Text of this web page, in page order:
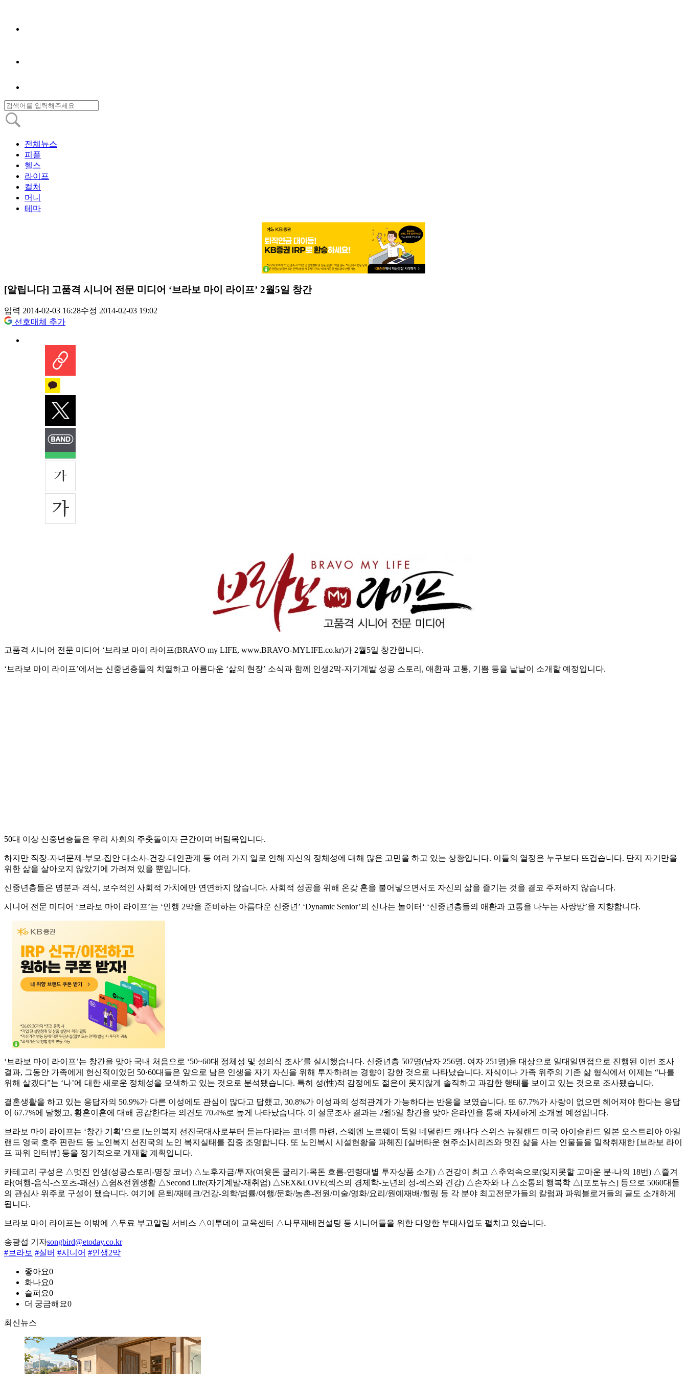
전체뉴스
피플
헬스
라이프
컬처
머니
테마
[알립니다] 고품격 시니어 전문 미디어 ‘브라보 마이 라이프’ 2월5일 창간
입력 2014-02-03 16:28수정 2014-02-03 19:02
선호매체 추가
고품격 시니어 전문 미디어 ‘브라보 마이 라이프(BRAVO my LIFE, www.BRAVO-MYLIFE.co.kr)가 2월5일 창간합니다.
‘브라보 마이 라이프’에서는 신중년층들의 치열하고 아름다운 ‘삶의 현장’ 소식과 함께 인생2막-자기계발 성공 스토리, 애환과 고통, 기쁨 등을 낱낱이 소개할 예정입니다.
50대 이상 신중년층들은 우리 사회의 주춧돌이자 근간이며 버팀목입니다.
하지만 직장-자녀문제-부모-집안 대소사-건강-대인관계 등 여러 가지 일로 인해 자신의 정체성에 대해 많은 고민을 하고 있는 상황입니다. 이들의 열정은 누구보다 뜨겁습니다. 단지 자기만을
위한 삶을 살아오지 않았기에 가려져 있을 뿐입니다.
신중년층들은 명분과 격식, 보수적인 사회적 가치에만 연연하지 않습니다. 사회적 성공을 위해 온갖 혼을 불어넣으면서도 자신의 삶을 즐기는 것을 결코 주저하지 않습니다.
시니어 전문 미디어 ‘브라보 마이 라이프’는 ‘인행 2막을 준비하는 아름다운 신중년’ ‘Dynamic Senior’의 신나는 놀이터‘ ‘신중년층들의 애환과 고통을 나누는 사랑방’을 지향합니다.
‘브라보 마이 라이프’는 창간을 맞아 국내 처음으로 ‘50~60대 정체성 및 성의식 조사’를 실시했습니다. 신중년층 507명(남자 256명. 여자 251명)을 대상으로 일대일면접으로 진행된 이번 조사
결과, 그동안 가족에게 헌신적이었던 50·60대들은 앞으로 남은 인생을 자기 자신을 위해 투자하려는 경향이 강한 것으로 나타났습니다. 자식이나 가족 위주의 기존 삶 형식에서 이제는 “나를
위해 살겠다”는 ‘나’에 대한 새로운 정체성을 모색하고 있는 것으로 분석됐습니다. 특히 성(性)적 감정에도 젊은이 못지않게 솔직하고 과감한 행태를 보이고 있는 것으로 조사됐습니다.
결혼생활을 하고 있는 응답자의 50.9%가 다른 이성에도 관심이 많다고 답했고, 30.8%가 이성과의 성적관계가 가능하다는 반응을 보였습니다. 또 67.7%가 사랑이 없으면 헤어져야 한다는 응답
이 67.7%에 달했고, 황혼이혼에 대해 공감한다는 의견도 70.4%로 높게 나타났습니다. 이 설문조사 결과는 2월5일 창간을 맞아 온라인을 통해 자세하게 소개될 예정입니다.
브라보 마이 라이프는 ‘창간 기획’으로 [노인복지 선진국대사로부터 듣는다]라는 코너를 마련, 스웨덴 노르웨이 독일 네덜란드 캐나다 스위스 뉴질랜드 미국 아이슬란드 일본 오스트리아 아일
랜드 영국 호주 핀란드 등 노인복지 선진국의 노인 복지실태를 집중 조명합니다. 또 노인복시 시설현황을 파헤진 [실버타운 현주소]시리즈와 멋진 삶을 사는 인물들을 밀착취재한 [브라보 라이
프 파워 인터뷰] 등을 정기적으로 게재할 계획입니다.
카테고리 구성은 △멋진 인생(성공스토리-명장 코너) △노후자금/투자(여윳돈 굴리기-목돈 흐름-연령대별 투자상품 소개) △건강이 최고 △추억속으로(잊지못할 고마운 분-나의 18번) △즐겨
라(여행-음식-스포츠-패션) △쉼&전원생활 △Second Life(자기계발-재취업) △SEX&LOVE(섹스의 경제학-노년의 성-섹스와 건강) △손자와 나 △소통의 행복학 △[포토뉴스] 등으로 5060대들
의 관심사 위주로 구성이 됐습니다. 여기에 은퇴/재테크/건강-의학/법률/여행/문화/농촌-전원/미술/영화/요리/원예재배/힐링 등 각 분야 최고전문가들의 칼럼과 파워블로거들의 글도 소개하게
됩니다.
브라보 마이 라이프는 이밖에 △무료 부고알림 서비스 △이투데이 교육센터 △나무재배컨설팅 등 시니어들을 위한 다양한 부대사업도 펼치고 있습니다.
송광섭 기자songbird@etoday.co.kr
#브라보 #실버 #시니어 #인생2막
좋아요0
화나요0
슬퍼요0
더 궁금해요0
최신뉴스